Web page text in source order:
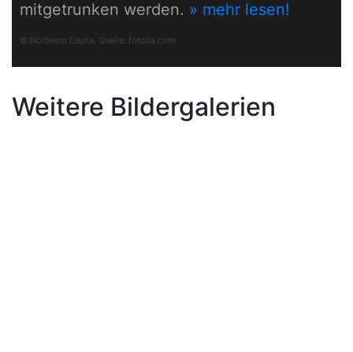
mitgetrunken werden. » mehr lesen!
© Norberto Lauria, Quelle: fotolia.com
Weitere Bildergalerien